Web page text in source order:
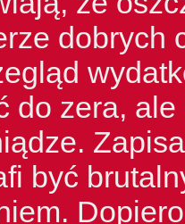
dobrych
do zera,
być